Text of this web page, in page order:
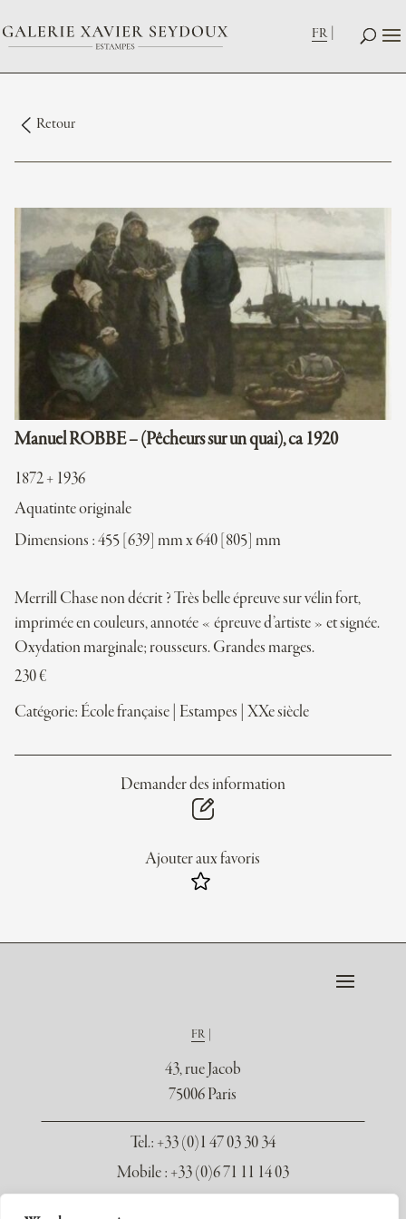
FR
Retour
Manuel ROBBE – (Pêcheurs sur un quai), ca 1920
1872 + 1936
Aquatinte originale
Dimensions : 455 [639] mm x 640 [805] mm
Merrill Chase non décrit ? Très belle épreuve sur vélin fort,
imprimée en couleurs, annotée « épreuve d’artiste » et signée.
Oxydation marginale; rousseurs. Grandes marges.
230€
Catégorie: École française Estampes XXe siècle
Demander des information
Ajouter aux favoris
FR
43, rue Jacob
75006 Paris
Tel.: +33 (0)1 47 03 30 34
Mobile : +33 (0)6 71 11 14 03